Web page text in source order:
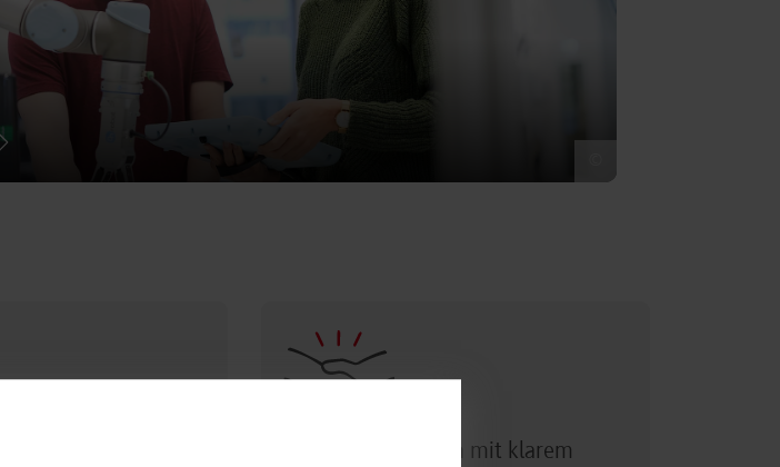
Dualer Partner sein mit klarem